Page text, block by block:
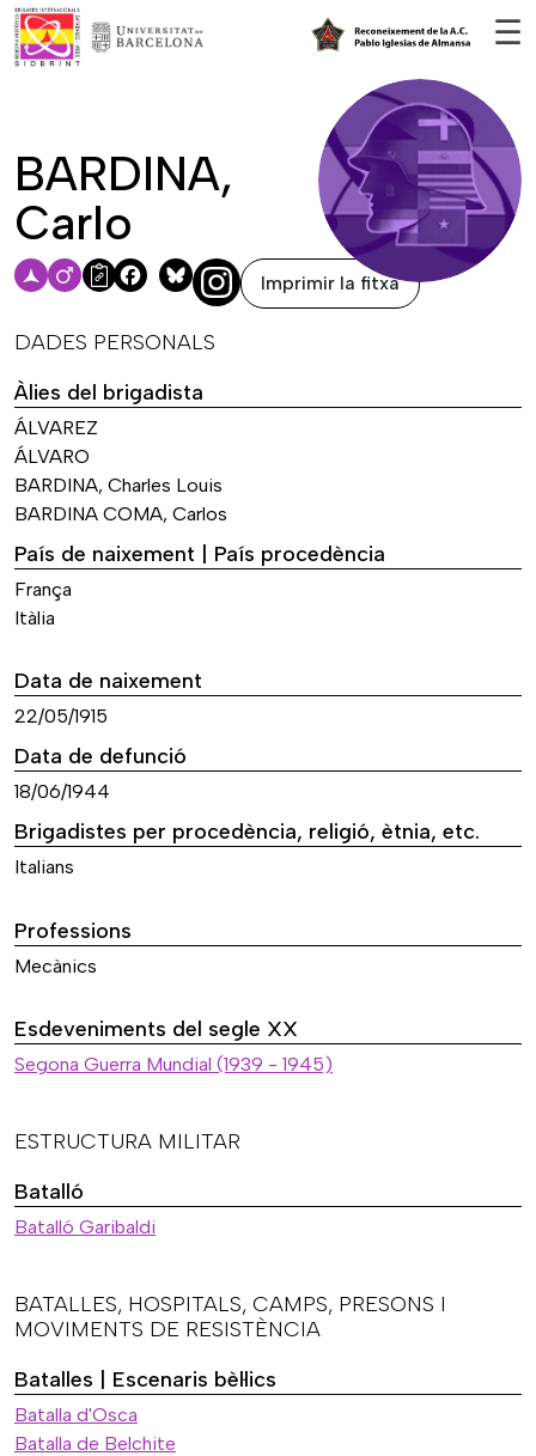
☰
BARDINA,
Carlo
Facebook
Bluesky Imprimir la fitxa
DADES PERSONALS
Àlies del brigadista
ÁLVAREZ
ÁLVARO
BARDINA, Charles Louis
BARDINA COMA, Carlos
País de naixement | País procedència
França
Itàlia
Data de naixement
22/05/1915
Data de defunció
18/06/1944
Brigadistes per procedència, religió, ètnia, etc.
Italians
Professions
Mecànics
Esdeveniments del segle XX
Segona Guerra Mundial (1939 - 1945)
ESTRUCTURA MILITAR
Batalló
Batalló Garibaldi
BATALLES, HOSPITALS, CAMPS, PRESONS I
MOVIMENTS DE RESISTÈNCIA
Batalles | Escenaris bèl·lics
Batalla d'Osca
Batalla de Belchite